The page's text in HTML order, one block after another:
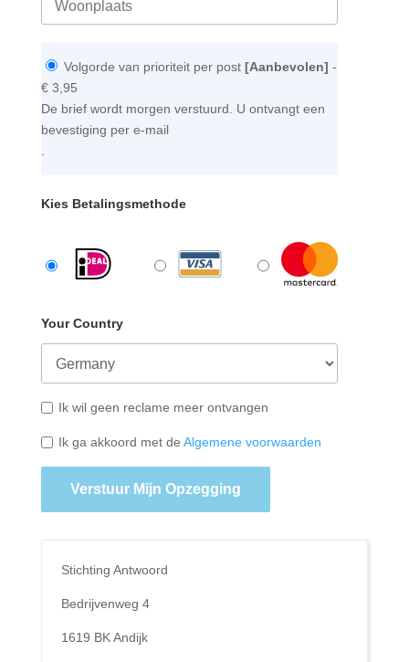
Volgorde van prioriteit per post [Aanbevolen] -
€ 3,95
De brief wordt morgen verstuurd. U ontvangt een
bevestiging per e-mail
.
Kies Betalingsmethode
Your Country
Ik wil geen reclame meer ontvangen
Ik ga akkoord met de Algemene voorwaarden
Verstuur Mijn Opzegging
Stichting Antwoord
Bedrijvenweg 4
1619 BK Andijk